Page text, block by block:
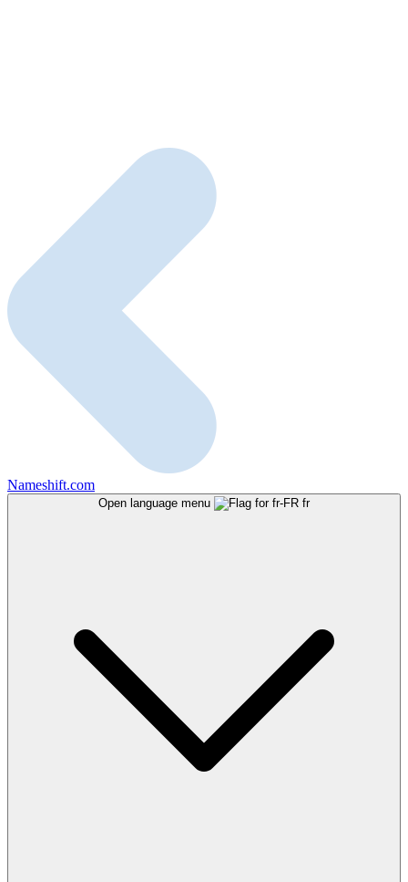
Nameshift.com
Open language menu fr